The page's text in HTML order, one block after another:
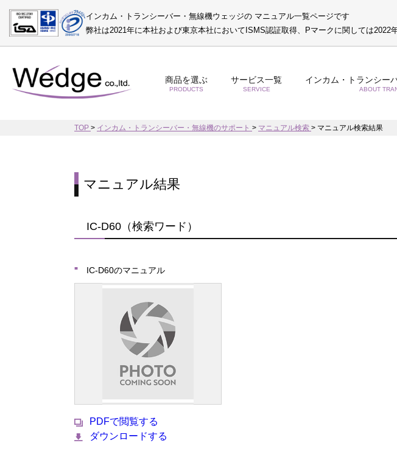
インカム・トランシーバー・無線機ウェッジの マニュアル一覧ページです
弊社は2021年に本社および東京本社においてISMS認証取得、Pマークに関しては2022
商品を選ぶ
PRODUCTS
サービス一覧
SERVICE
インカム・トランシー
ABOUT
TOP > インカム・トランシーバー・無線機のサポート > マニュアル検索 > マニュアル検索結果
マニュアル結果
IC-D60（検索ワード）
IC-D60のマニュアル
PDFで閲覧する
ダウンロードする